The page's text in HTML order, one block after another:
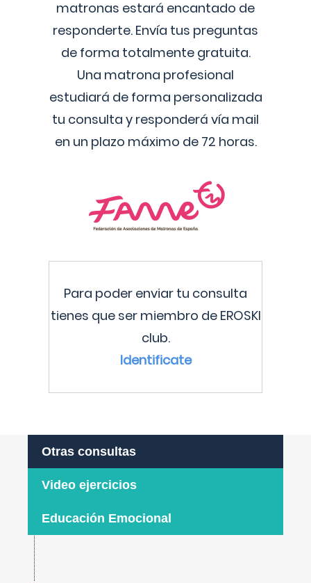
matronas estará encantado de
responderte. Envía tus preguntas
de forma totalmente gratuita.
Una matrona profesional
estudiará de forma personalizada
tu consulta y responderá vía mail
en un plazo máximo de 72 horas.
Para poder enviar tu consulta
tienes que ser miembro de EROSKI
club.
Identificate
Otras consultas
Video ejercicios
Educación Emocional